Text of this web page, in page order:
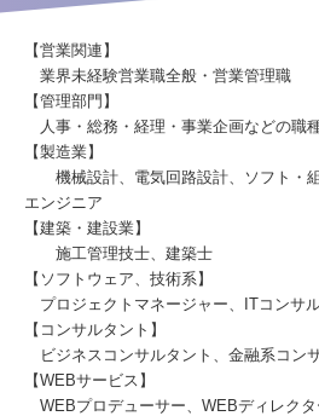
【営業関連】
業界未経験営業職全般・営業管理職
【管理部門】
人事・総務・経理・事業企画などの職
【製造業】
機械設計、電気回路設計、ソフト・
エンジニア
【建築・建設業】
施工管理技士、建築士
【ソフトウェア、技術系】
プロジェクトマネージャー、ITコンサ
【コンサルタント】
ビジネスコンサルタント、金融系コン
【WEBサービス】
WEBプロデューサー、WEBディレクタ